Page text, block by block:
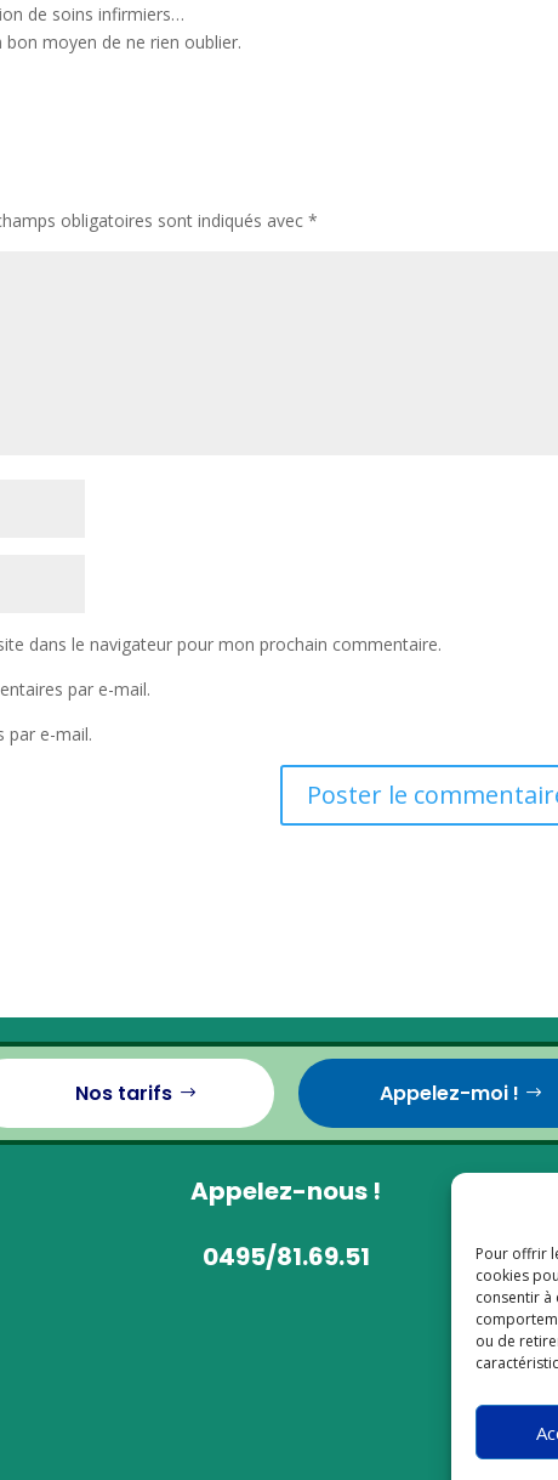
Pour offrir
cookies
consentir à
ou de
de soins infirmiers…
bon moyen de ne rien oublier.
obligatoires sont indiqués avec*
dans le navigateur pour mon prochain commentaire.
par e-mail.
par e-mail.
Nos tarifs Appelez-moi !
Appelez-nous !
0495/81.69.51